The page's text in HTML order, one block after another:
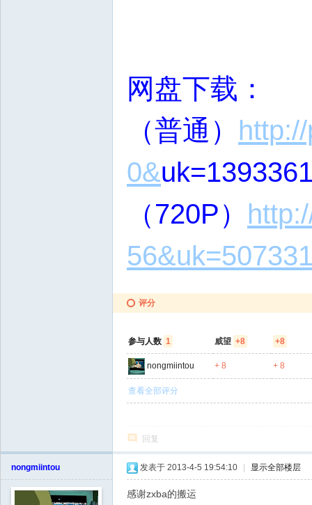
网盘下载：
（普通）
0&
（720P）
评分
参与人数 1 威望 +8 +8
nongmiintou + 8 + 8
查看全部评分
回复
nongmiintou 发表于 2013-4-5 19:54:10 显示全部楼层
感谢zxba的搬运